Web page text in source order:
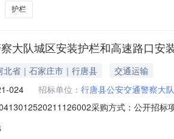
护栏
大队城区安装护栏和高速路口安
北省｜石家庄市｜行唐县
交通运输
024 招标单位： 行唐县公安交通警察大队
采购方式：公开招标
限为1个工作日)发布时间：2021-11-26采